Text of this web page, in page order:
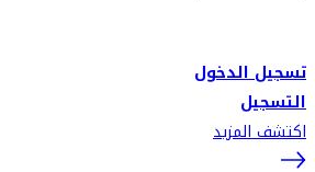
تسجيل الدخول
التسجيل
اكتشف المزيد